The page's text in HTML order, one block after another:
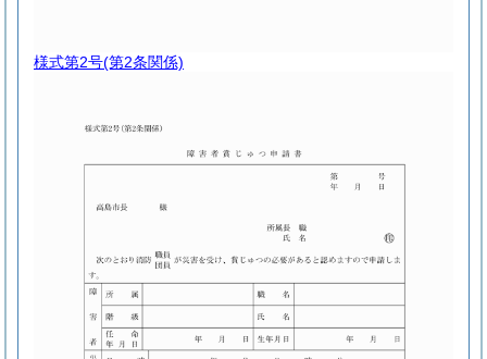
様式第2号(第2条関係)